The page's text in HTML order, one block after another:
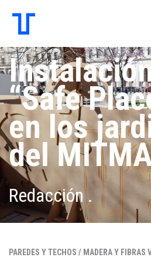
“Safe
en los
del
Redacción .
PAREDES Y TECHOS / MADERA Y FIBRAS